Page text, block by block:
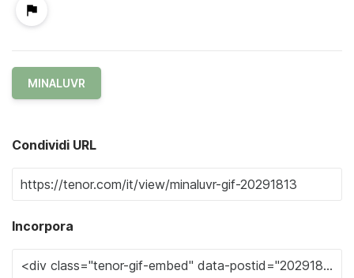
MINALUVR
Condividi URL
Incorpora